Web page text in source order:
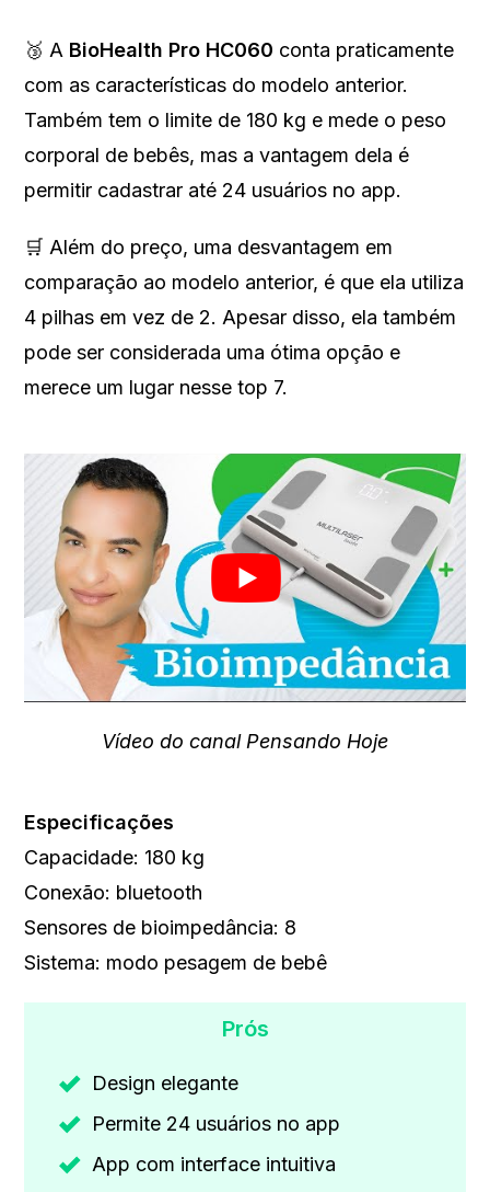
🥉 A BioHealth Pro HC060 conta praticamente
com as características do modelo anterior.
Também tem o limite de 180 kg e mede o peso
corporal de bebês, mas a vantagem dela é
permitir cadastrar até 24 usuários no app.
🛒 Além do preço, uma desvantagem em
comparação ao modelo anterior, é que ela utiliza
4 pilhas em vez de 2. Apesar disso, ela também
pode ser considerada uma ótima opção e
merece um lugar nesse top 7.
Vídeo do canal Pensando Hoje
Especificações
Capacidade: 180 kg
Conexão: bluetooth
Sensores de bioimpedância: 8
Sistema: modo pesagem de bebê
Prós
Design elegante
Permite 24 usuários no app
App com interface intuitiva